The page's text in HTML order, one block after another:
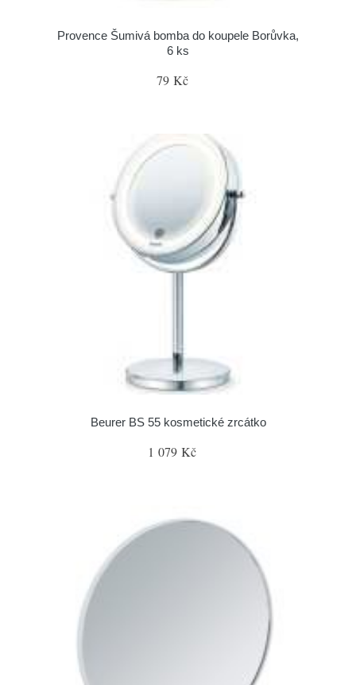
Provence Šumivá bomba do koupele Borůvka,
6 ks
79 Kč
Beurer BS 55 kosmetické zrcátko
1 079 Kč